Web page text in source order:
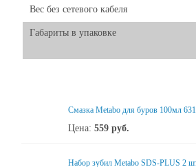
Вес без сетевого кабеля
Габариты в упаковке
Смазка Metabo для буров 100мл
Цена: 559 руб.
Набор зубил Metabo SDS-PLUS 2